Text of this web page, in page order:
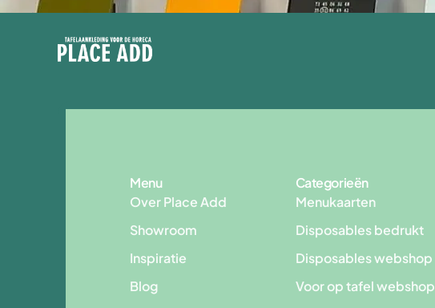
Menu
Over Place Add
Showroom
Inspiratie
Blog
Categorieën
Menukaarten
Disposables bedrukt
Disposables webshop
Voor op tafel webshop